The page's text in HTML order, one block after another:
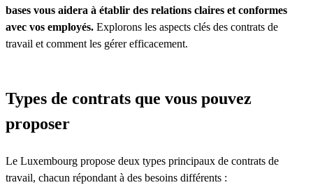
bases vous aidera à établir des relations claires et conformes
avec vos employés. Explorons les aspects clés des contrats de
travail et comment les gérer efficacement.
Types de contrats que vous pouvez
proposer
Le Luxembourg propose deux types principaux de contrats de
travail, chacun répondant à des besoins différents :